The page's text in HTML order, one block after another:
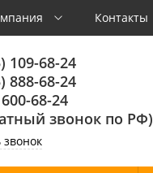
Контакты
109-68-24
888-68-24
68-24
звонок по РФ)
звонок